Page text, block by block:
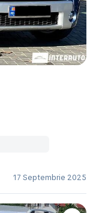
17 Septembrie 2025